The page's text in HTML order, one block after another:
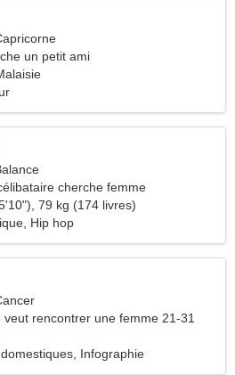
un petit ami
cherche femme
79 kg (174 livres)
Hip hop
veut rencontrer une femme 21-31
Infographie